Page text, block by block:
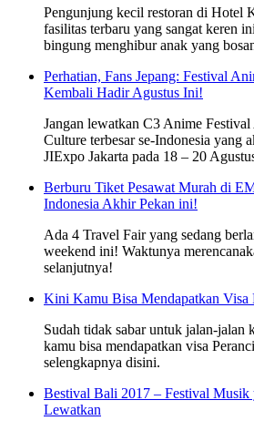
Pengunjung kecil restoran di Hotel
fasilitas terbaru yang sangat keren
bingung menghibur anak yang
Perhatian, Fans Jepang: Festival
Kembali Hadir Agustus Ini!
Jangan lewatkan C3 Anime Festival
Culture terbesar se-Indonesia yang
JIExpo Jakarta pada 18 – 20
Berburu Tiket Pesawat Murah di
Indonesia Akhir Pekan ini!
Ada 4 Travel Fair yang sedang
weekend ini! Waktunya
selanjutnya!
Kini Kamu Bisa Mendapatkan Visa
Sudah tidak sabar untuk jalan-jalan
kamu bisa mendapatkan visa
selengkapnya disini.
Bestival Bali 2017 – Festival
Lewatkan